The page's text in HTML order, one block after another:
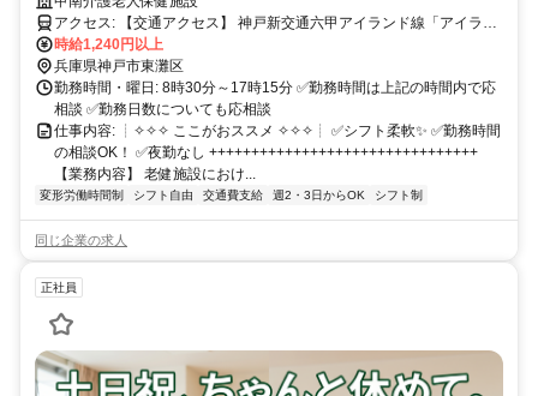
アクセス: 【交通アクセス】 神戸新交通六甲アイランド線「アイラン
ドセンター駅」より徒歩4分 （主要駅からのアクセス） JR「住吉
駅」から六甲ライナー乗車で約9分 阪神「魚崎駅」から六甲ライナー
乗車で約6分 ※「三ノ宮駅」や「大阪駅」からも30〜40分圏内で、毎
日の通勤もラクラクです！
時給1,240円以上
兵庫県神戸市東灘区
勤務時間・曜日: 8時30分～17時15分 ✅勤務時間は上記の時間内で応
相談 ✅勤務日数についても応相談
仕事内容: ┊✧✧✧ ここがおススメ ✧✧✧┊ ✅シフト柔軟✨ ✅勤務時間
の相談OK！ ✅夜勤なし ++++++++++++++++++++++++++++++++
【業務内容】 老健施設におけ...
変形労働時間制 シフト自由 交通費支給 週2・3日からOK シフト制
同じ企業の求人
正社員